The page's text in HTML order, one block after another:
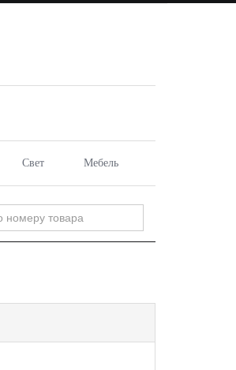
Свет Мебель